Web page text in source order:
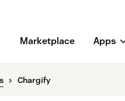
Marketplace Apps
Chargify